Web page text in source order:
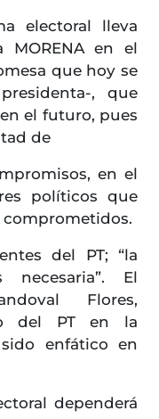
electoral lleva
en el
que hoy se
, que
el futuro, pues
de
en el
políticos que
comprometidos.
del PT; “la
El
Flores,
del PT en la
enfático en
dependerá